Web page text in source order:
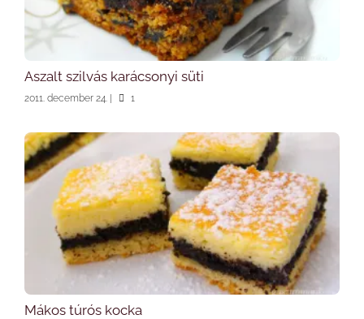
Aszalt szilvás karácsonyi süti
2011. december 24. | 1
Mákos túrós kocka